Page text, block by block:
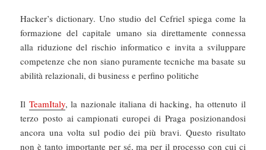
Hacker’s dictionary. Uno studio del Cefriel spiega come la
formazione del capitale umano sia direttamente connessa
alla riduzione del rischio informatico e invita a sviluppare
competenze che non siano puramente tecniche ma basate su
abilità relazionali, di business e perfino politiche
Il TeamItaly, la nazionale italiana di hacking, ha ottenuto il
terzo posto ai campionati europei di Praga posizionandosi
ancora una volta sul podio dei più bravi. Questo risultato
non è tanto importante per sé, ma per il processo con cui ci